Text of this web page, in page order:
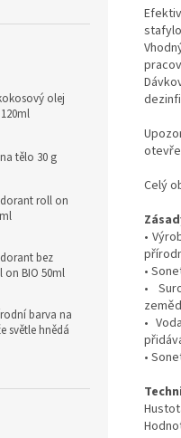
olej
tělo 30 g
roll on
bez
on BIO 50ml
barva na
světle hnědá
Celý
•
•
•
•
•